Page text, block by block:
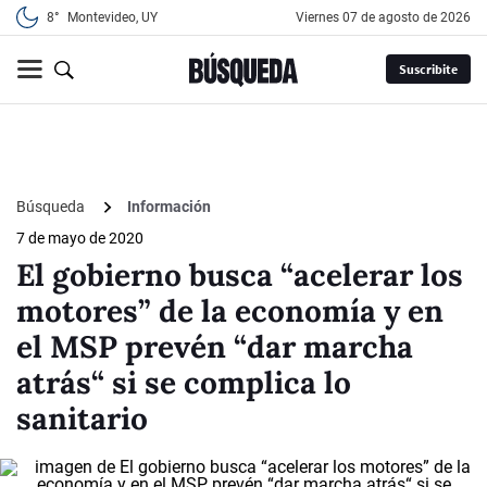
8° Montevideo, UY viernes 07 de agosto de 2026
Suscribite
Búsqueda
Información
7 de mayo de 2020
El gobierno busca “acelerar los
motores” de la economía y en
el MSP prevén “dar marcha
atrás“ si se complica lo
sanitario